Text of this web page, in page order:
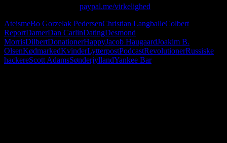
paypal.me/virkelighed
AteismeBo Gorzelak PedersenChristian LangballeColbert
ReportDamerDan CarlinDatingDesmond
MorrisDilbertDonationerHappyJacob HaugaardJoakim B.
OlsenKødmarkedKvinderLytterpostPodcastRevolutionerRussiske
hackereScott AdamsSønderjyllandYankee Bar